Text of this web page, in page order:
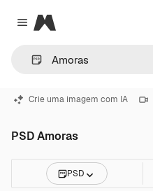
Close menu
Magnific
Crie uma imagem com IA
PSD Amoras
PSD